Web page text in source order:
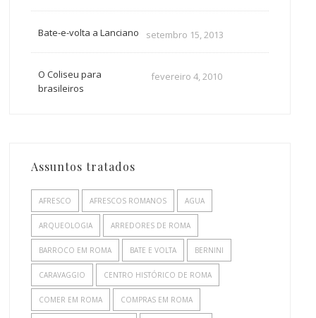
Bate-e-volta a Lanciano setembro 15, 2013
O Coliseu para
brasileiros
fevereiro 4, 2010
Assuntos tratados
AFRESCO AFRESCOS ROMANOS AGUA
ARQUEOLOGIA ARREDORES DE ROMA
BARROCO EM ROMA BATE E VOLTA BERNINI
CARAVAGGIO CENTRO HISTÓRICO DE ROMA
COMER EM ROMA COMPRAS EM ROMA